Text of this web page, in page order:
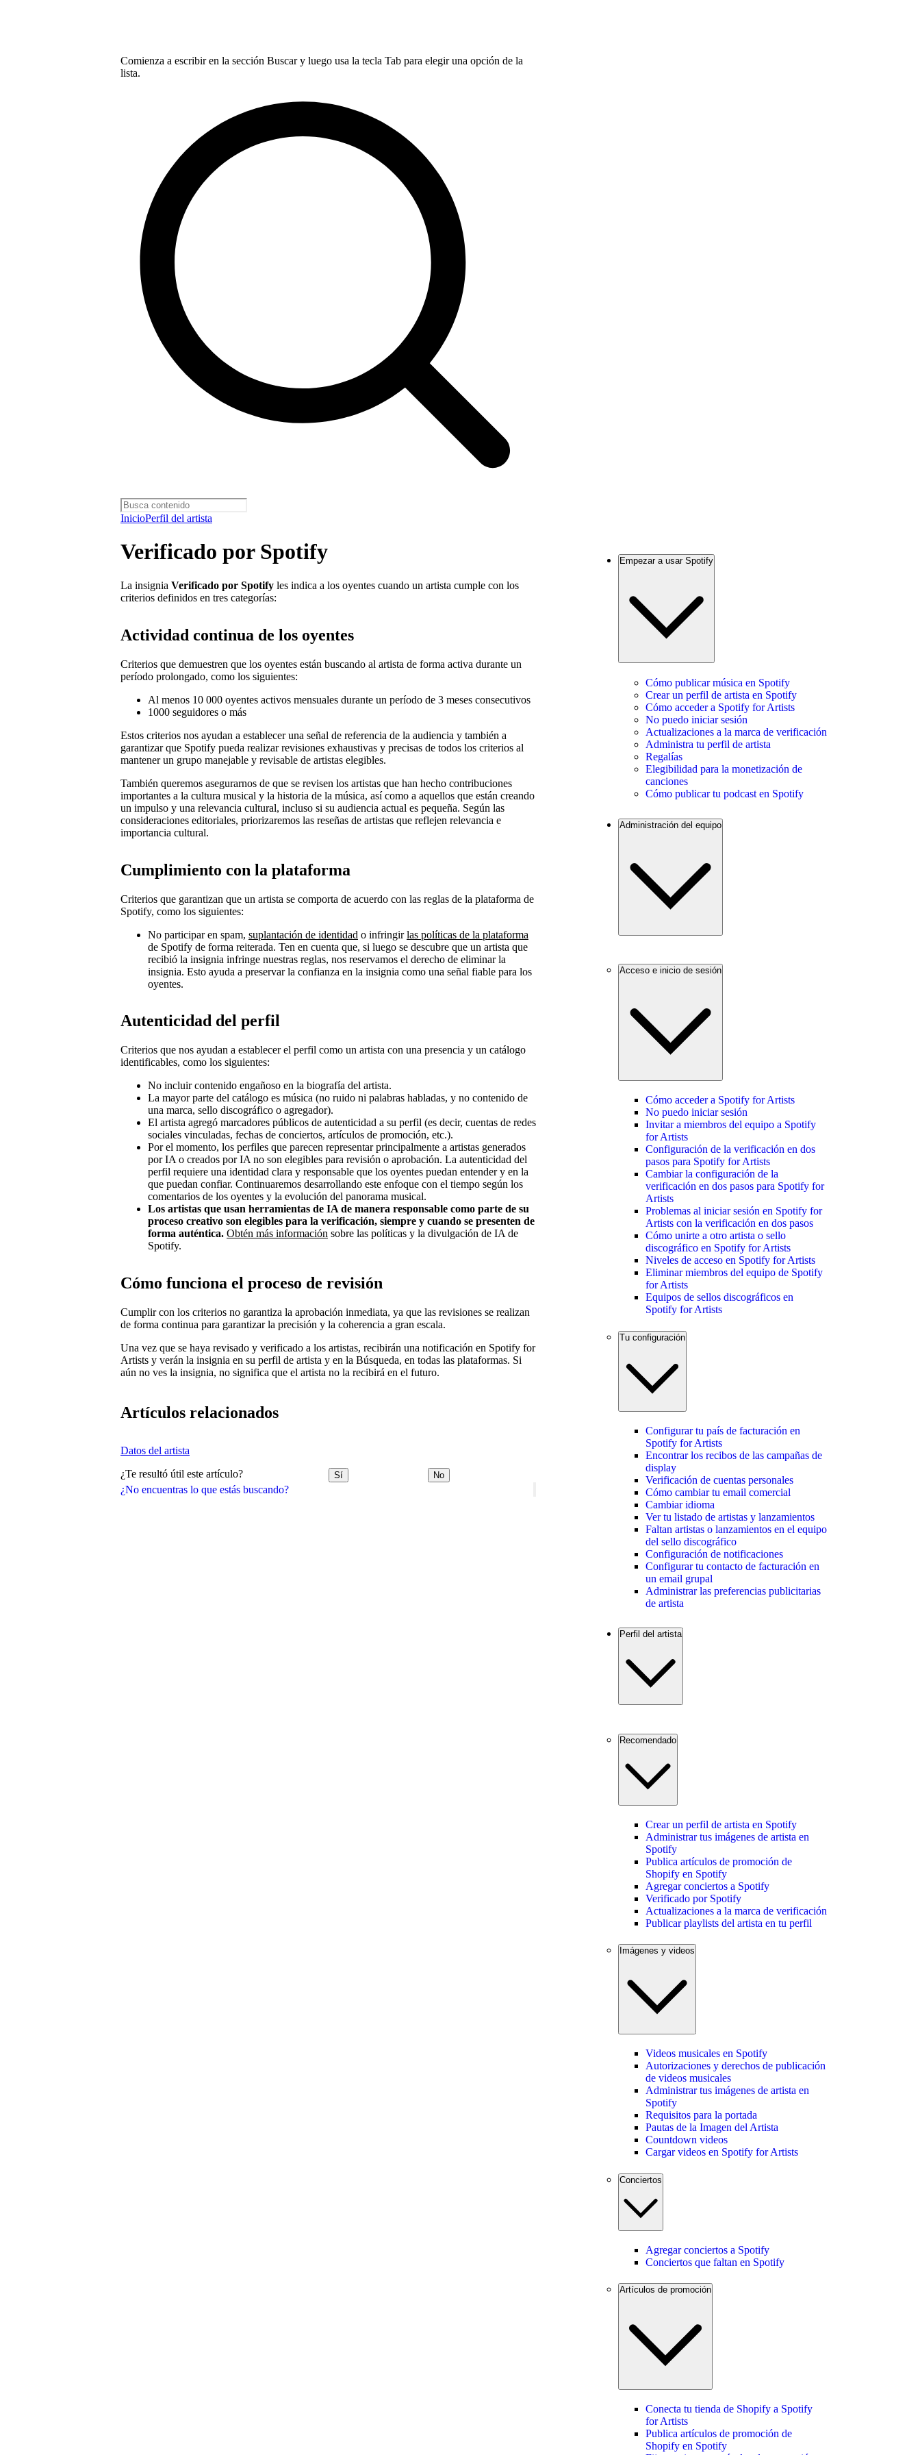
Comienza a escribir en la sección Buscar y luego usa la tecla Tab para elegir una opción de la
lista.
InicioPerfil del artista
¿No encuentras lo que estás buscando?
Verificado por Spotify
La insignia Verificado por Spotify les indica a los oyentes cuando un artista cumple con los
criterios definidos en tres categorías:
Actividad continua de los oyentes
Criterios que demuestren que los oyentes están buscando al artista de forma activa durante un
período prolongado, como los siguientes:
Al menos 10 000 oyentes activos mensuales durante un período de 3 meses consecutivos
1000 seguidores o más
Estos criterios nos ayudan a establecer una señal de referencia de la audiencia y también a
garantizar que Spotify pueda realizar revisiones exhaustivas y precisas de todos los criterios al
mantener un grupo manejable y revisable de artistas elegibles.
También queremos asegurarnos de que se revisen los artistas que han hecho contribuciones
importantes a la cultura musical y la historia de la música, así como a aquellos que están creando
un impulso y una relevancia cultural, incluso si su audiencia actual es pequeña. Según las
consideraciones editoriales, priorizaremos las reseñas de artistas que reflejen relevancia e
importancia cultural.
Cumplimiento con la plataforma
Criterios que garantizan que un artista se comporta de acuerdo con las reglas de la plataforma de
Spotify, como los siguientes:
No participar en spam, suplantación de identidad o infringirlas políticas de la plataforma
de Spotify de forma reiterada. Ten en cuenta que, si luego se descubre que un artista que
recibió la insignia infringe nuestras reglas, nos reservamos el derecho de eliminar la
insignia. Esto ayuda a preservar la confianza en la insignia como una señal fiable para los
oyentes.
Autenticidad del perfil
Criterios que nos ayudan a establecer el perfil como un artista con una presencia y un catálogo
identificables, como los siguientes:
No incluir contenido engañoso en la biografía del artista.
La mayor parte del catálogo es música (no ruido ni palabras habladas, y no contenido de
una marca, sello discográfico o agregador).
El artista agregó marcadores públicos de autenticidad a su perfil (es decir, cuentas de redes
sociales vinculadas, fechas de conciertos, artículos de promoción, etc.).
Por el momento, los perfiles que parecen representar principalmente a artistas generados
por IA o creados por IA no son elegibles para revisión o aprobación. La autenticidad del
perfil requiere una identidad clara y responsable que los oyentes puedan entender y en la
que puedan confiar. Continuaremos desarrollando este enfoque con el tiempo según los
comentarios de los oyentes y la evolución del panorama musical.
Los artistas que usan herramientas de IA de manera responsable como parte de su
proceso creativo son elegibles para la verificación, siempre y cuando se presenten de
forma auténtica. Obtén más información sobre las políticas y la divulgación de IA de
Spotify.
Cómo funciona el proceso de revisión
Cumplir con los criterios no garantiza la aprobación inmediata, ya que las revisiones se realizan
de forma continua para garantizar la precisión y la coherencia a gran escala.
Una vez que se haya revisado y verificado a los artistas, recibirán una notificación en Spotify for
Artists y verán la insignia en su perfil de artista y en la Búsqueda, en todas las plataformas. Si
aún no ves la insignia, no significa que el artista no la recibirá en el futuro.
Artículos relacionados
Datos del artista
¿Te resultó útil este artículo? Sí No
Empezar a usar Spotify
Cómo publicar música en Spotify
Crear un perfil de artista en Spotify
Cómo acceder a Spotify for Artists
No puedo iniciar sesión
Actualizaciones a la marca de verificación
Administra tu perfil de artista
Regalías
Elegibilidad para la monetización de
canciones
Cómo publicar tu podcast en Spotify
Administración del equipo
Acceso e inicio de sesión
Cómo acceder a Spotify for Artists
No puedo iniciar sesión
Invitar a miembros del equipo a Spotify
for Artists
Configuración de la verificación en dos
pasos para Spotify for Artists
Cambiar la configuración de la
verificación en dos pasos para Spotify for
Artists
Problemas al iniciar sesión en Spotify for
Artists con la verificación en dos pasos
Cómo unirte a otro artista o sello
discográfico en Spotify for Artists
Niveles de acceso en Spotify for Artists
Eliminar miembros del equipo de Spotify
for Artists
Equipos de sellos discográficos en
Spotify for Artists
Tu configuración
Configurar tu país de facturación en
Spotify for Artists
Encontrar los recibos de las campañas de
display
Verificación de cuentas personales
Cómo cambiar tu email comercial
Cambiar idioma
Ver tu listado de artistas y lanzamientos
Faltan artistas o lanzamientos en el equipo
del sello discográfico
Configuración de notificaciones
Configurar tu contacto de facturación en
un email grupal
Administrar las preferencias publicitarias
de artista
Perfil del artista
Recomendado
Crear un perfil de artista en Spotify
Administrar tus imágenes de artista en
Spotify
Publica artículos de promoción de
Shopify en Spotify
Agregar conciertos a Spotify
Verificado por Spotify
Actualizaciones a la marca de verificación
Publicar playlists del artista en tu perfil
Imágenes y videos
Videos musicales en Spotify
Autorizaciones y derechos de publicación
de videos musicales
Administrar tus imágenes de artista en
Spotify
Requisitos para la portada
Pautas de la Imagen del Artista
Countdown videos
Cargar videos en Spotify for Artists
Conciertos
Agregar conciertos a Spotify
Conciertos que faltan en Spotify
Artículos de promoción
Conecta tu tienda de Shopify a Spotify
for Artists
Publica artículos de promoción de
Shopify en Spotify